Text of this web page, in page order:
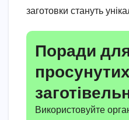
заготовки стануть
Поради
просунутих
Використовуйте